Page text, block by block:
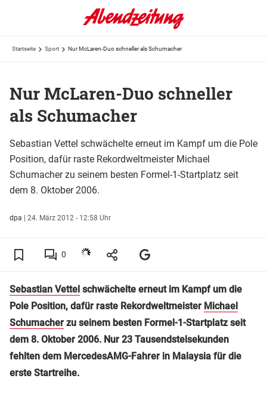
Startseite Sport Nur McLaren-Duo schneller als Schumacher
Nur McLaren-Duo schneller
als Schumacher
Sebastian Vettel schwächelte erneut im Kampf um die Pole
Position, dafür raste Rekordweltmeister Michael
Schumacher zu seinem besten Formel-1-Startplatz seit
dem 8. Oktober 2006.
dpa | 24. März 2012 - 12:58 Uhr
0
Sebastian Vettel schwächelte erneut im Kampf um die
Pole Position, dafür raste Rekordweltmeister Michael
Schumacher zu seinem besten Formel-1-Startplatz seit
dem 8. Oktober 2006. Nur 23 Tausendstelsekunden
fehlten dem MercedesAMG-Fahrer in Malaysia für die
erste Startreihe.